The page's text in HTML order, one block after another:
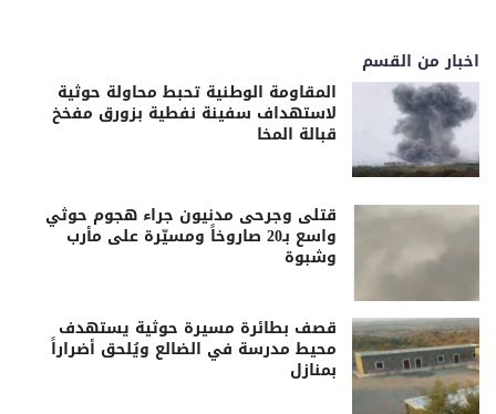
اخبار من القسم
المقاومة الوطنية تحبط محاولة حوثية
لاستهداف سفينة نفطية بزورق مفخخ
قبالة المخا
قتلى وجرحى مدنيون جراء هجوم حوثي
واسع بـ20 صاروخاً ومسيّرة على مأرب
وشبوة
قصف بطائرة مسيرة حوثية يستهدف
محيط مدرسة في الضالع ويُلحق أضراراً
بمنازل